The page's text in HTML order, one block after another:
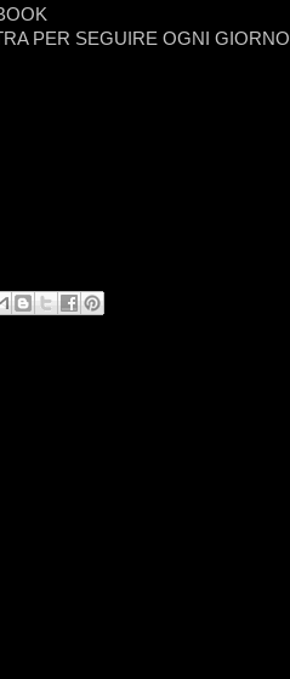
PER SEGUIRE OGNI GIORNO